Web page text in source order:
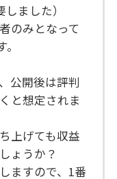
ました）
のみとなって
公開後は評判
と想定されま
上げても収益
ょうか？
ますので、1番